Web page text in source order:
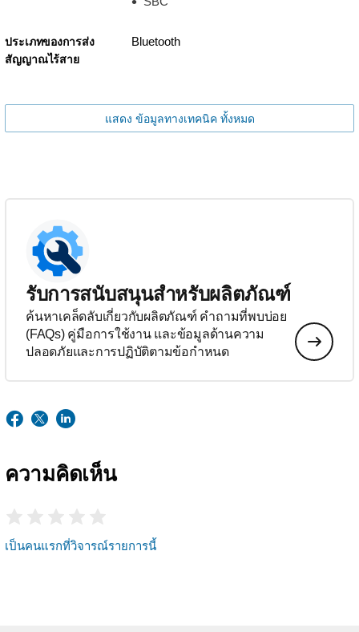
ประเภทของการส่ง
สัญญาณไร้สาย
Bluetooth
แสดง ข้อมูลทางเทคนิค ทั้งหมด
รับการสนับสนุนสำหรับผลิตภัณฑ์
ค้นหาเคล็ดลับเกี่ยวกับผลิตภัณฑ์ คำถามที่พบบ่อย
(FAQs) คู่มือการใช้งาน และข้อมูลด้านความ
ปลอดภัยและการปฏิบัติตามข้อกำหนด
ความคิดเห็น
เป็นคนแรกที่วิจารณ์รายการนี้